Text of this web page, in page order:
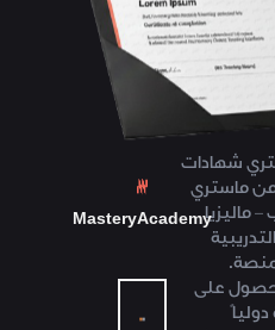
شهادات
ماستري
ماليزياMasteryAcademy
على